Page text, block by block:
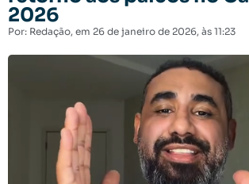
2026
Por: Redação, em 26 de janeiro de 2026, às 11:23